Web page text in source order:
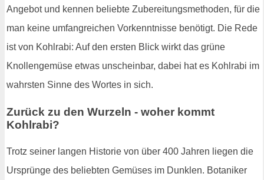
Angebot und kennen beliebte Zubereitungsmethoden, für die
man keine umfangreichen Vorkenntnisse benötigt. Die Rede
ist von Kohlrabi: Auf den ersten Blick wirkt das grüne
Knollengemüse etwas unscheinbar, dabei hat es Kohlrabi im
wahrsten Sinne des Wortes in sich.
Zurück zu den Wurzeln - woher kommt
Kohlrabi?
Trotz seiner langen Historie von über 400 Jahren liegen die
Ursprünge des beliebten Gemüses im Dunklen. Botaniker